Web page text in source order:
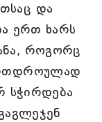
და
ერთ ხარს
როგორც
სჭირდება